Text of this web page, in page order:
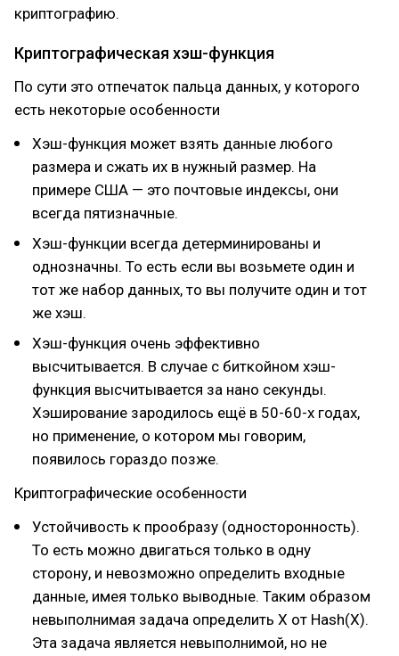
криптографию.
Криптографическая хэш-функция
По сути это отпечаток пальца данных, у которого
есть некоторые особенности
Хэш-функция может взять данные любого
размера и сжать их в нужный размер. На
примере США — это почтовые индексы, они
всегда пятизначные.
Хэш-функции всегда детерминированы и
однозначны. То есть если вы возьмете один и
тот же набор данных, то вы получите один и тот
же хэш.
Хэш-функция очень эффективно
высчитывается. В случае с биткойном хэш-
функция высчитывается за нано секунды.
Хэширование зародилось ещё в 50-60-х годах,
но применение, о котором мы говорим,
появилось гораздо позже.
Криптографические особенности
Устойчивость к прообразу (односторонность).
То есть можно двигаться только в одну
сторону, и невозможно определить входные
данные, имея только выводные. Таким образом
невыполнимая задача определить Х от Hash(Х).
Эта задача является невыполнимой, но не